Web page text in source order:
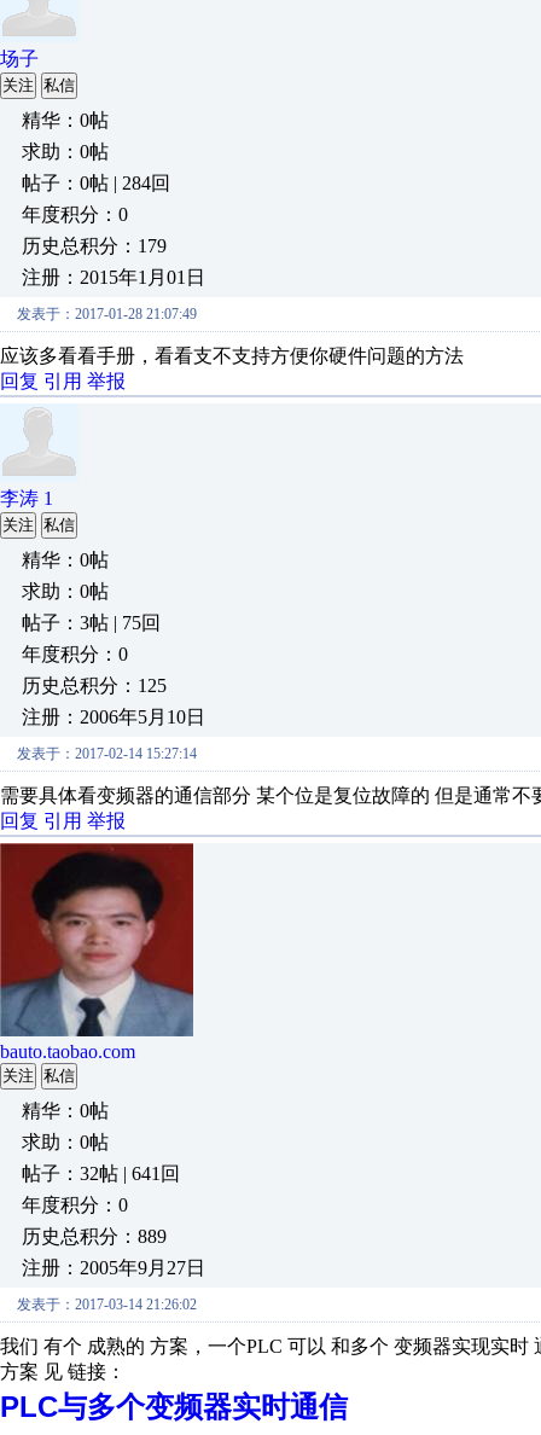
场子
关注 私信
精华：0帖
求助：0帖
帖子：0帖 | 284回
年度积分：0
历史总积分：179
注册：2015年1月01日
发表于：2017-01-28 21:07:49
应该多看看手册，看看支不支持方便你硬件问题的方法
回复 引用 举报
李涛 1
关注 私信
精华：0帖
求助：0帖
帖子：3帖 | 75回
年度积分：0
历史总积分：125
注册：2006年5月10日
发表于：2017-02-14 15:27:14
需要具体看变频器的通信部分 某个位是复位故障的 但是通常
回复 引用 举报
bauto.taobao.com
关注 私信
精华：0帖
求助：0帖
帖子：32帖 | 641回
年度积分：0
历史总积分：889
注册：2005年9月27日
发表于：2017-03-14 21:26:02
我们 有个 成熟的 方案，一个PLC 可以 和多个 变频器实现实时
方案 见 链接：
PLC与多个变频器实时通信